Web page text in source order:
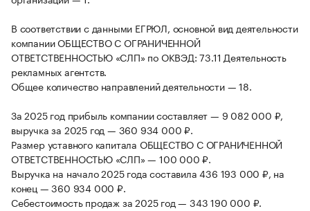
В соответствии с данными ЕГРЮЛ, основной вид деятельности
компании ОБЩЕСТВО С ОГРАНИЧЕННОЙ
ОТВЕТСТВЕННОСТЬЮ «СЛП» по ОКВЭД: 73.11 Деятельность
рекламных агентств.
Общее количество направлений деятельности — 18.
За 2025 год прибыль компании составляет — 9 082 000 ₽,
выручка за 2025 год — 360 934 000 ₽.
Размер уставного капитала ОБЩЕСТВО С ОГРАНИЧЕННОЙ
ОТВЕТСТВЕННОСТЬЮ «СЛП» — 100 000 ₽.
Выручка на начало 2025 года составила 436 193 000 ₽, на
конец — 360 934 000 ₽.
Себестоимость продаж за 2025 год — 343 190 000 ₽.